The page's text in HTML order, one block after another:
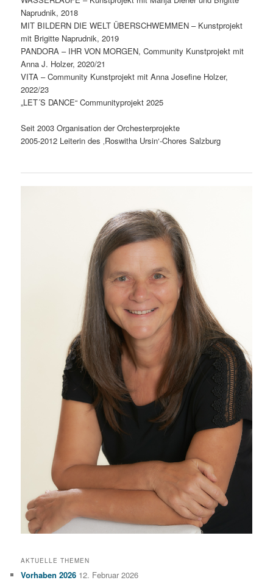
Naprudnik, 2018
MIT BILDERN DIE WELT ÜBERSCHWEMMEN – Kunstprojekt
mit Brigitte Naprudnik, 2019
PANDORA – IHR VON MORGEN, Community Kunstprojekt mit
Anna J. Holzer, 2020/21
VITA – Community Kunstprojekt mit Anna Josefine Holzer,
2022/23
„LET´S DANCE“ Communityprojekt 2025
Seit 2003 Organisation der Orchesterprojekte
2005-2012 Leiterin des ‚Roswitha Ursin‘-Chores Salzburg
AKTUELLE THEMEN
Vorhaben 2026 12. Februar 2026